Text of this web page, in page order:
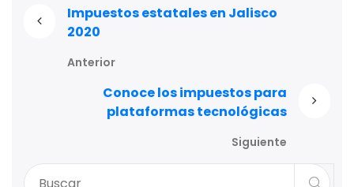
Impuestos estatales en Jalisco
2020
Anterior
Conoce los impuestos para
plataformas tecnológicas
Siguiente